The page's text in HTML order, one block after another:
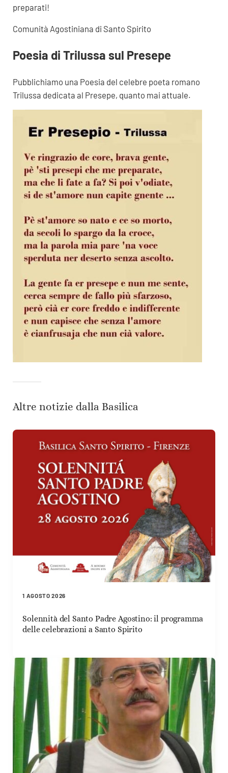
preparati!
Comunità Agostiniana di Santo Spirito
Poesia di Trilussa sul Presepe
Pubblichiamo una Poesia del celebre poeta romano
Trilussa dedicata al Presepe, quanto mai attuale.
Altre notizie dalla Basilica
1 AGOSTO 2026
Solennità del Santo Padre Agostino: il programma
delle celebrazioni a Santo Spirito